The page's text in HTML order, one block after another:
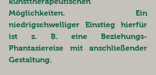
Möglichkeiten. Ein
niedrigschwelliger Einstieg hierfür
ist z. B. eine Beziehungs-
Phantasiereise mit anschließender
Gestaltung.